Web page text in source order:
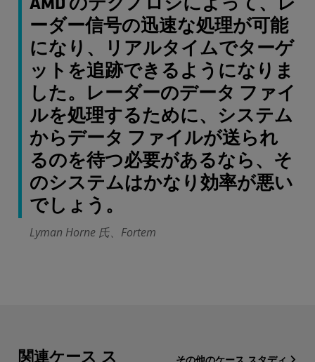
AMD のテクノロジによって、レ
ーダー信号の迅速な処理が可能
になり、リアルタイムでターゲ
ットを追跡できるようになりま
した。レーダーのデータ ファイ
ルを処理するために、システム
からデータ ファイルが送られ
るのを待つ必要があるなら、そ
のシステムはかなり効率が悪い
でしょう。
Lyman Horne 氏、Fortem
関連ケース ス